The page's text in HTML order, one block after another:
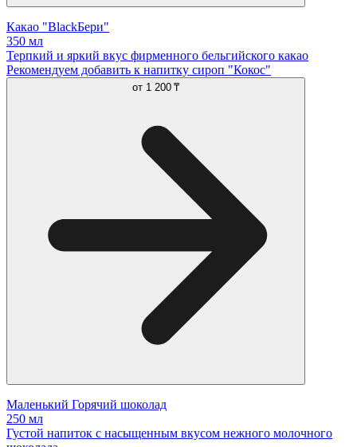
Какао "BlackБери"
350 мл
Терпкий и яркий вкус фирменного бельгийского какао
Рекомендуем добавить к напитку сироп "Кокос"
от 1 200 ₸
Маленький Горячий шоколад
250 мл
Густой напиток с насыщенным вкусом нежного молочного